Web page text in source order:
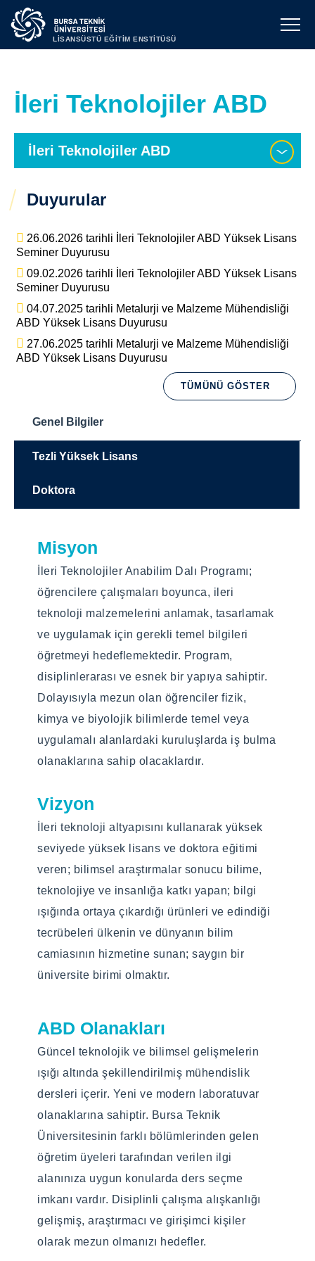
LİSANSÜSTÜ EĞİTİM ENSTİTÜSÜ
İleri Teknolojiler ABD
İleri Teknolojiler ABD
Duyurular
26.06.2026 tarihli İleri Teknolojiler ABD Yüksek Lisans
Seminer Duyurusu
09.02.2026 tarihli İleri Teknolojiler ABD Yüksek Lisans
Seminer Duyurusu
04.07.2025 tarihli Metalurji ve Malzeme Mühendisliği
ABD Yüksek Lisans Duyurusu
27.06.2025 tarihli Metalurji ve Malzeme Mühendisliği
ABD Yüksek Lisans Duyurusu
TÜMÜNÜ GÖSTER
Genel Bilgiler
Misyon
İleri Teknolojiler Anabilim Dalı Programı;
öğrencilere çalışmaları boyunca, ileri
teknoloji malzemelerini anlamak, tasarlamak
ve uygulamak için gerekli temel bilgileri
öğretmeyi hedeflemektedir. Program,
disiplinlerarası ve esnek bir yapıya sahiptir.
Dolayısıyla mezun olan öğrenciler fizik,
kimya ve biyolojik bilimlerde temel veya
uygulamalı alanlardaki kuruluşlarda iş bulma
olanaklarına sahip olacaklardır.
Vizyon
İleri teknoloji altyapısını kullanarak yüksek
seviyede yüksek lisans ve doktora eğitimi
veren; bilimsel araştırmalar sonucu bilime,
teknolojiye ve insanlığa katkı yapan; bilgi
ışığında ortaya çıkardığı ürünleri ve edindiği
tecrübeleri ülkenin ve dünyanın bilim
camiasının hizmetine sunan; saygın bir
üniversite birimi olmaktır.
ABD Olanakları
Güncel teknolojik ve bilimsel gelişmelerin
ışığı altında şekillendirilmiş mühendislik
dersleri içerir. Yeni ve modern laboratuvar
olanaklarına sahiptir. Bursa Teknik
Üniversitesinin farklı bölümlerinden gelen
öğretim üyeleri tarafından verilen ilgi
alanınıza uygun konularda ders seçme
imkanı vardır. Disiplinli çalışma alışkanlığı
gelişmiş, araştırmacı ve girişimci kişiler
olarak mezun olmanızı hedefler.
Tezli Yüksek Lisans
Eğitim Dili
Türkçe
Eğitim Türü
Yüz yüze
Programın Amacı
Bursa Teknik Üniversitesi Lisansüstü Eğitim
Enstitüsü İleri Teknolojiler Anabilim Dalı
Yüksek Lisans Programı; ulusal ve
eğitim ve öğretim sürdürmeyi ilke edinmiştir
ve dünya üzerinde kullanılan en son eğitim
Programın Hedefleri
Program, ileri teknolojilerde kullanılabilecek
malzemelerin tasarımı, üretimi ve
hedeflemektedir.
Programın Tarihçesi
İleri Teknolojiler Anabilim Dalı bünyesinde; 3
profesör, 6 doçent ve 4 doktor öğretim üyesi
bulunmaktadır.
Başvuru Koşulları
https://enstitu.btu.edu.tr/tr/sayfa/detay/176/
kriterleri
Doktora
Eğitim Dili
Türkçe
Eğitim Türü
Yüz yüze
Programın Amacı
Bursa Teknik Üniversitesi Lisansüstü Eğitim
Enstitüsü İleri Teknolojiler Anabilim Dalı
Doktora Programı; ulusal ve uluslararası
öğretim sürdürmeyi ilke edinmiştir ve dünya
üzerinde kullanılan en son eğitim araç ve
Programın Hedefleri
Program, ileri teknolojilerde kullanılabilecek
malzemelerin tasarımı, üretimi ve
uygulamaları için gerekli kuramsal ve
Programın Tarihçesi
İleri Teknolojiler Anabilim Dalı, Fen Bilimleri
Enstitüsüne bağlı olarak 2016-2017 eğitim-
öğretim yılı güz döneminde ilk doktora
öğrencilerini alarak eğitim-öğretime
başlamıştır. Anabilim dalımızda 3 profesör, 6
doçent ve 4 doktor öğretim üyesi
bulunmaktadır.